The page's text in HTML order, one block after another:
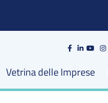
Vetrina delle Imprese